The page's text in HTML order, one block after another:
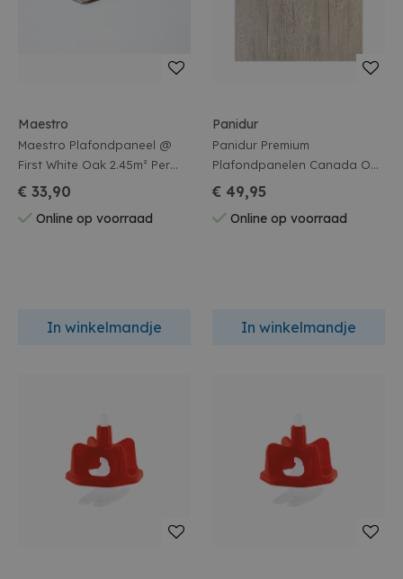
Maestro
Maestro Plafondpaneel @
First White Oak 2.45m² Per
Pak
€ 33,90
Online op voorraad
In winkelmandje
Panidur
Panidur Premium
Plafondpanelen Canada Oak
2.6m² Per Pak
€ 49,95
Online op voorraad
In winkelmandje